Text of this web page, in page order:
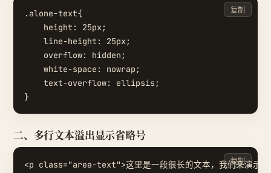
.alone-text{
    height: 25px;
    line-height: 25px;
    overflow: hidden;
    white-space: nowrap;
    text-overflow: ellipsis;
复制
二、多行文本溢出显示省略号
<p class="area-text">这里是一段很长的文本，我们来演示如何
复制